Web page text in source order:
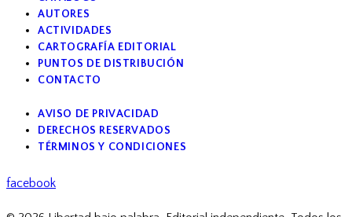
AUTORES
ACTIVIDADES
CARTOGRAFÍA EDITORIAL
PUNTOS DE DISTRIBUCIÓN
CONTACTO
AVISO DE PRIVACIDAD
DERECHOS RESERVADOS
TÉRMINOS Y CONDICIONES
facebook